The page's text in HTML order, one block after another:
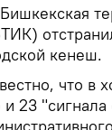
Бишкекская
кенеш.
что в
23